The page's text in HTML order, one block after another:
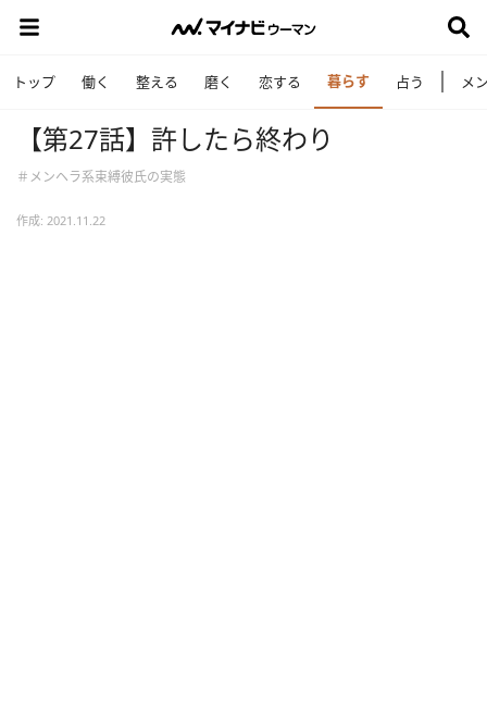
トップ 働く 整える 磨く 恋する 暮らす 占う メ
【第27話】許したら終わり
＃メンヘラ系束縛彼氏の実態
作成: 2021.11.22